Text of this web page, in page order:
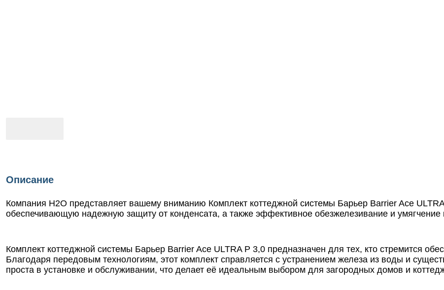
Описание
Компания Н2О представляет вашему вниманию Комплект коттеджной системы Барьер Barrier Ace
обеспечивающую надежную защиту от конденсата, а также эффективное обезжелезивание и
Комплект коттеджной системы Барьер Barrier Ace ULTRA P 3,0 предназначен для тех, кто стремится
Благодаря передовым технологиям, этот комплект справляется с устранением железа из воды и
проста в установке и обслуживании, что делает её идеальным выбором для загородных домов и